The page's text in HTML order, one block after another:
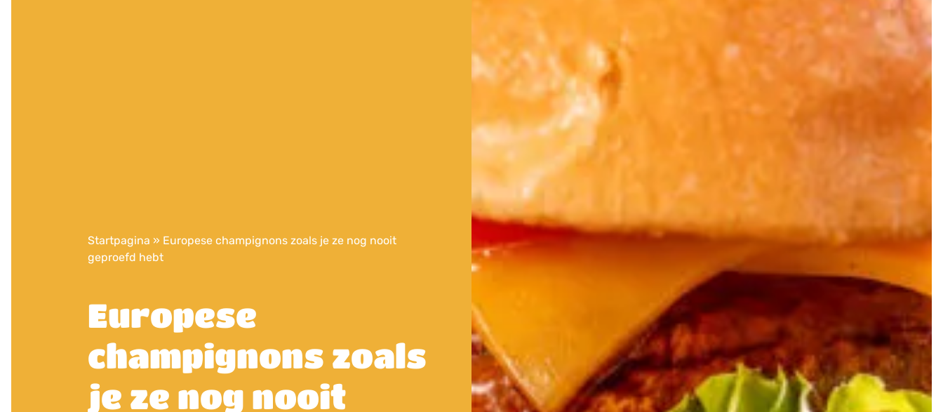
Startpagina » Europese champignons zoals je ze nog nooit
geproefd hebt
Europese
champignons zoals
je ze nog nooit